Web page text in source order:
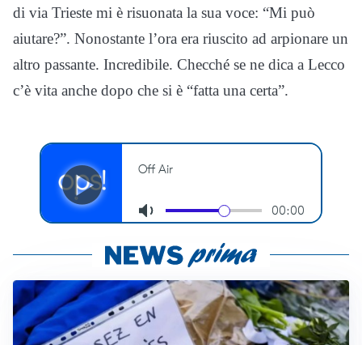
di via Trieste mi è risuonata la sua voce: “Mi può
aiutare?”. Nonostante l’ora era riuscito ad arpionare un
altro passante. Incredibile. Checché se ne dica a Lecco
c’è vita anche dopo che si è “fatta una certa”.